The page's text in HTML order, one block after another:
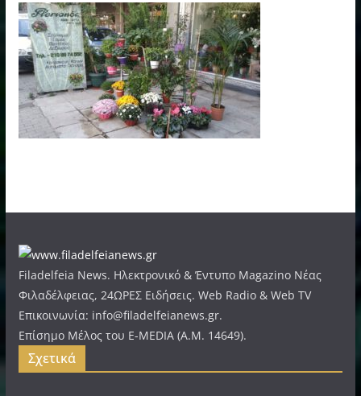
Filadelfeia News. Ηλεκτρονικό & Έντυπο Magazino Νέας
Φιλαδέλφειας, 24ΩΡΕΣ Ειδήσεις. Web Radio & Web TV
Επικοινωνία: info@filadelfeianews.gr.
Επίσημο Μέλος του E-MEDIA (A.M. 14649).
Σχετικά